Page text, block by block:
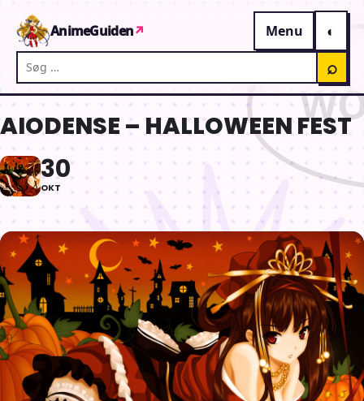
AnimeGuiden↗
Menu
Søg på AnimeGuiden
⌕
AIODENSE – HALLOWEEN FEST
30
OKT